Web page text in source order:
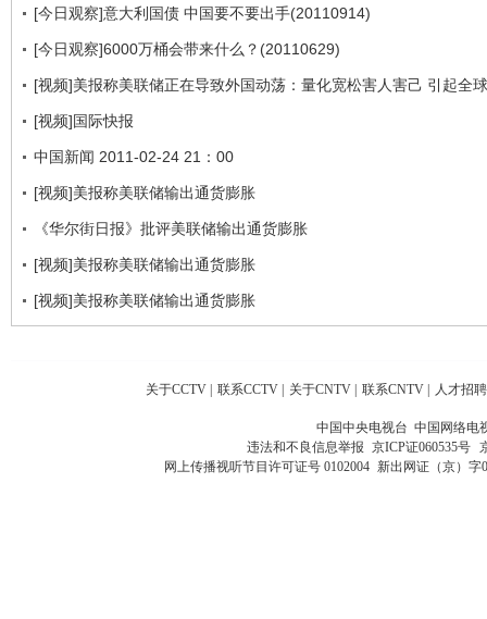
[今日观察]意大利国债 中国要不要出手(20110914)
[今日观察]6000万桶会带来什么？(20110629)
[视频]美报称美联储正在导致外国动荡：量化宽松害人害己 引起全
[视频]国际快报
中国新闻 2011-02-24 21：00
[视频]美报称美联储输出通货膨胀
《华尔街日报》批评美联储输出通货膨胀
[视频]美报称美联储输出通货膨胀
[视频]美报称美联储输出通货膨胀
关于CCTV | 联系CCTV | 关于CNTV | 联系CNTV | 人才招聘
中国中央电视台 中国网络电
违法和不良信息举报 京ICP证060535号
网上传播视听节目许可证号 0102004 新出网证（京）